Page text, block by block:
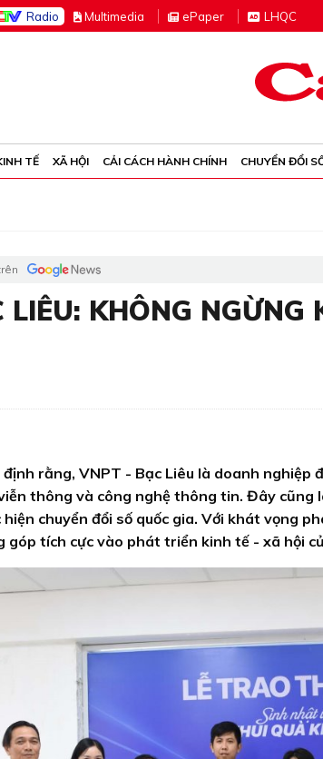
Radio Multimedia ePaper LHQC
TẾ XÃ HỘI CẢI CÁCH HÀNH CHÍNH CHUYỂN ĐỔI
KHÔNG
rằng, VNPT - Bạc Liêu là doanh nghiệp
thông và công nghệ thông tin. Đây
chuyển đổi số quốc gia. Với khát vọng
góp tích cực vào phát triển kinh tế - xã hội